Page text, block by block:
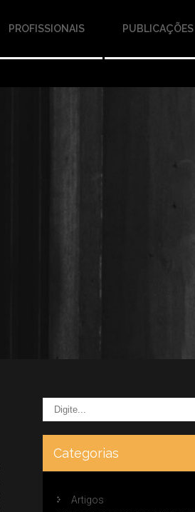
PROFISSIONAIS PUBLICAÇÕES
Categorias
Artigos